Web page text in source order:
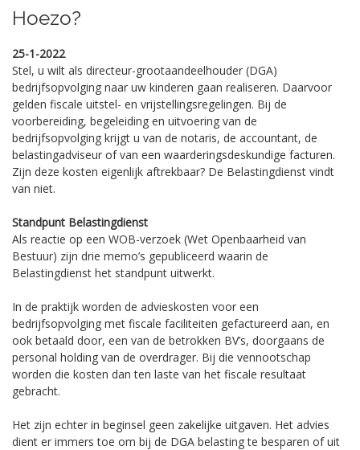
Hoezo?
25-1-2022
Stel, u wilt als directeur-grootaandeelhouder (DGA)
bedrijfsopvolging naar uw kinderen gaan realiseren. Daarvoor
gelden fiscale uitstel- en vrijstellingsregelingen. Bij de
voorbereiding, begeleiding en uitvoering van de
bedrijfsopvolging krijgt u van de notaris, de accountant, de
belastingadviseur of van een waarderingsdeskundige facturen.
Zijn deze kosten eigenlijk aftrekbaar? De Belastingdienst vindt
van niet.
Standpunt Belastingdienst
Als reactie op een WOB-verzoek (Wet Openbaarheid van
Bestuur) zijn drie memo’s gepubliceerd waarin de
Belastingdienst het standpunt uitwerkt.
In de praktijk worden de advieskosten voor een
bedrijfsopvolging met fiscale faciliteiten gefactureerd aan, en
ook betaald door, een van de betrokken BV’s, doorgaans de
personal holding van de overdrager. Bij die vennootschap
worden die kosten dan ten laste van het fiscale resultaat
gebracht.
Het zijn echter in beginsel geen zakelijke uitgaven. Het advies
dient er immers toe om bij de DGA belasting te besparen of uit